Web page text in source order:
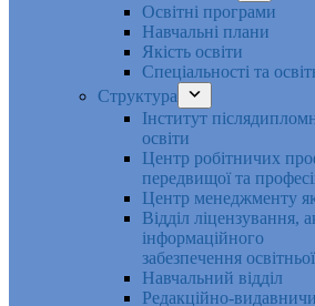
Освітні програми
Навчальні плани
Якість освіти
Спеціальності та
Структура
Інститут
освіти
Центр робітничих
передвищої та
Центр менеджменту
Відділ ліцензування,
інформаційного
забезпечення
Навчальний відділ
Редакційно-